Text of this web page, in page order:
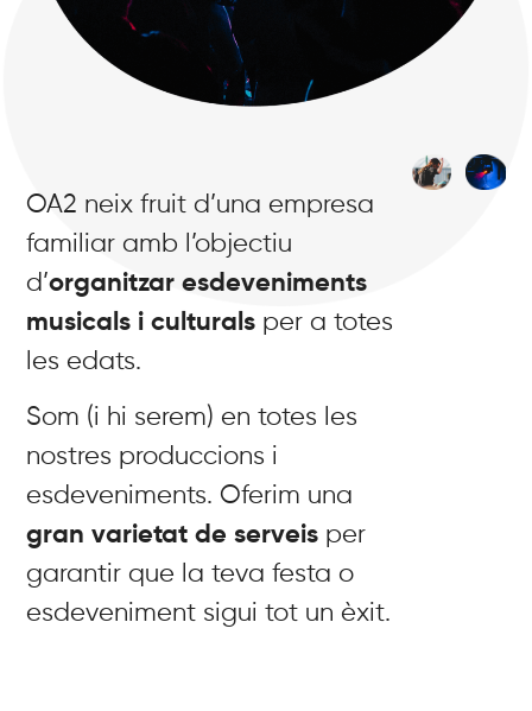
OA2 neix fruit d’una empresa
familiar amb l’objectiu
d’organitzar esdeveniments
musicals i culturals per a totes
les edats.
Som (i hi serem) en totes les
nostres produccions i
esdeveniments. Oferim una
gran varietat de serveis per
garantir que la teva festa o
esdeveniment sigui tot un èxit.